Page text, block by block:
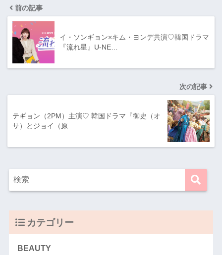
前の記事
イ・ソンギョン×キム・ヨンデ共演♡韓国ドラマ
『流れ星』U-NE…
次の記事
テギョン（2PM）主演♡ 韓国ドラマ『御史（オ
サ）とジョイ（原…
カテゴリー
BEAUTY